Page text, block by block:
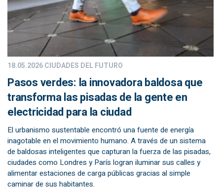
18.05.2026CIUDADES DEL FUTURO
Pasos verdes: la innovadora baldosa que
transforma las pisadas de la gente en
electricidad para la ciudad
El urbanismo sustentable encontró una fuente de energía
inagotable en el movimiento humano. A través de un sistema
de baldosas inteligentes que capturan la fuerza de las pisadas,
ciudades como Londres y París logran iluminar sus calles y
alimentar estaciones de carga públicas gracias al simple
caminar de sus habitantes.